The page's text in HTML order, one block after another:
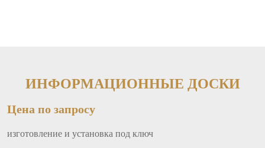
ИНФОРМАЦИОННЫЕ ДОСКИ
Цена по запросу
изготовление и установка под ключ